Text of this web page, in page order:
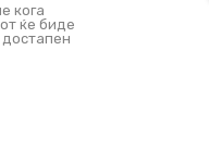
кога
ќе биде